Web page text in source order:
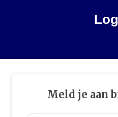
Meld je aan